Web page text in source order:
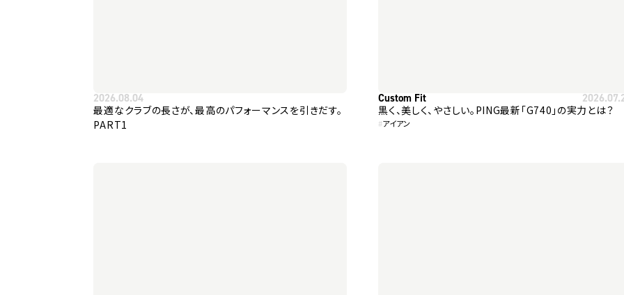
2026.08.04
最適なクラブの長さが、最高のパフォーマンスを引きだす。
PART1
Custom Fit
黒く、美しく、やさしい。PING最新「G740」の実力とは？
#アイアン